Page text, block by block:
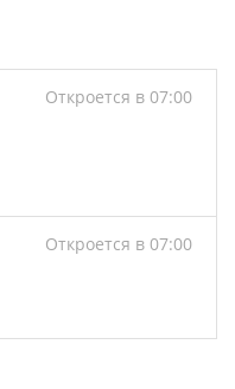
Откроется в 07:00
Откроется в 07:00